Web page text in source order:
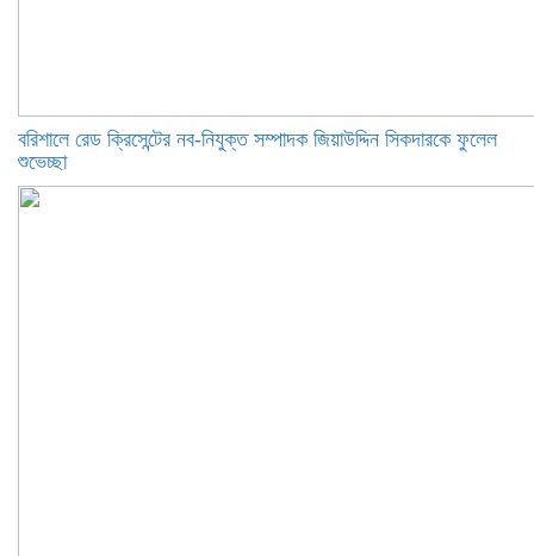
বরিশালে রেড ক্রিসেন্টের নব-নিযুক্ত সম্পাদক জিয়াউদ্দিন সিকদারকে ফুলেল
শুভেচ্ছা